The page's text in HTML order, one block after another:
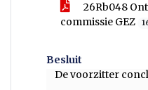
26Rb048
commissie GEZ
Besluit
De voorzitter